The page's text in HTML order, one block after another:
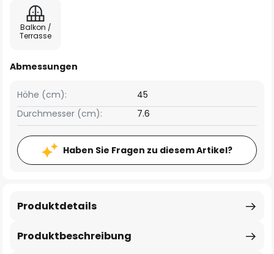
Balkon /
Terrasse
Abmessungen
Höhe (cm):
45
Durchmesser (cm):
7.6
Haben Sie Fragen zu diesem Artikel?
Produktbeschreibung
Produktdetails